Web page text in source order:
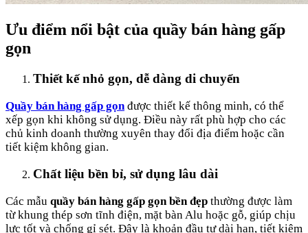
Ưu điểm nổi bật của quầy bán hàng gấp
gọn
Thiết kế nhỏ gọn, dễ dàng di chuyển
Quầy bán hàng gấp gọn được thiết kế thông minh, có thể
xếp gọn khi không sử dụng. Điều này rất phù hợp cho các
chủ kinh doanh thường xuyên thay đổi địa điểm hoặc cần
tiết kiệm không gian.
Chất liệu bền bỉ, sử dụng lâu dài
Các mẫu quầy bán hàng gấp gọn bền đẹp thường được làm
từ khung thép sơn tĩnh điện, mặt bàn Alu hoặc gỗ, giúp chịu
lực tốt và chống gỉ sét. Đây là khoản đầu tư dài hạn, tiết kiệm